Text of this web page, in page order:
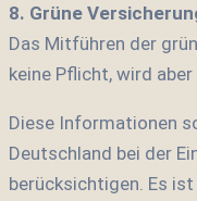
8. Grüne
Das Mitführen der
keine Pflicht, wird aber
Diese Informationen
Deutschland bei der
berücksichtigen. Es